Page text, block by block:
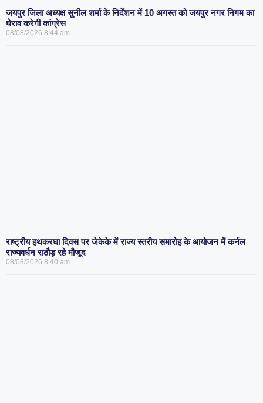
जयपुर जिला अध्यक्ष सुनील शर्मा के निर्देशन में 10 अगस्त को जयपुर नगर निगम का
घेराव करेगी कांग्रेस
08/08/2026 8:44 am
राष्ट्रीय हथकरघा दिवस पर जेकेके में राज्य स्तरीय समारोह के आयोजन में कर्नल
राज्यवर्धन राठौड़ रहे मौजूद
08/08/2026 8:40 am